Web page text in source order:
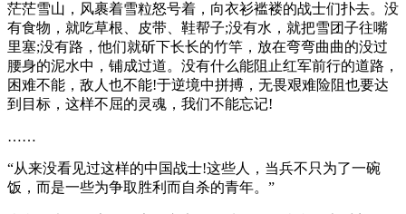
茫茫雪山，风裹着雪粒怒号着，向衣衫褴褛的战士们扑去。没
有食物，就吃草根、皮带、鞋帮子;没有水，就把雪团子往嘴
里塞;没有路，他们就斫下长长的竹竿，放在弯弯曲曲的没过
腰身的泥水中，铺成过道。没有什么能阻止红军前行的道路，
困难不能，敌人也不能!于逆境中拼搏，无畏艰难险阻也要达
到目标，这样不屈的灵魂，我们不能忘记!
……
“从来没看见过这样的中国战士!这些人，当兵不只为了一碗
饭，而是一些为争取胜利而自杀的青年。”